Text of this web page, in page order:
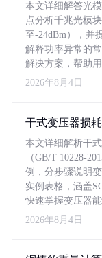
本文详细解答光
点分析千兆光模
至-24dBm），并
解释功率异常的
解决方案，帮助
2026年8月4日
干式变压器损
本文详细解析干
（GB/T 10228-
例，分步骤说明
实例表格，涵盖
快速掌握变压器能
2026年8月4日